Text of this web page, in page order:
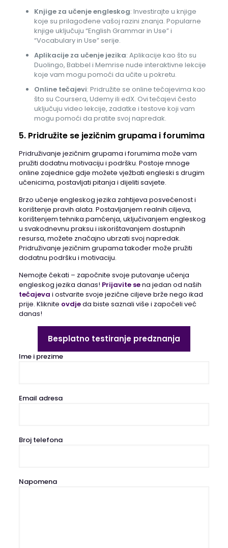
Knjige za učenje engleskog: Investirajte u knjige
koje su prilagođene vašoj razini znanja. Popularne
knjige uključuju “English Grammar in Use” i
“Vocabulary in Use” serije.
Aplikacije za učenje jezika: Aplikacije kao što su
Duolingo, Babbel i Memrise nude interaktivne lekcije
koje vam mogu pomoći da učite u pokretu.
Online tečajevi: Pridružite se online tečajevima kao
što su Coursera, Udemy ili edX. Ovi tečajevi često
uključuju video lekcije, zadatke i testove koji vam
mogu pomoći da pratite svoj napredak.
5. Pridružite se jezičnim grupama i forumima
Pridruživanje jezičnim grupama i forumima može vam
pružiti dodatnu motivaciju i podršku. Postoje mnoge
online zajednice gdje možete vježbati engleski s drugim
učenicima, postavljati pitanja i dijeliti savjete.
Brzo učenje engleskog jezika zahtijeva posvećenost i
korištenje pravih alata. Postavljanjem realnih ciljeva,
korištenjem tehnika pamćenja, uključivanjem engleskog
u svakodnevnu praksu i iskorištavanjem dostupnih
resursa, možete značajno ubrzati svoj napredak.
Pridruživanje jezičnim grupama također može pružiti
dodatnu podršku i motivaciju.
Nemojte čekati – započnite svoje putovanje učenja
engleskog jezika danas! Prijavite sena jedan od naših
tečajeva i ostvarite svoje jezične ciljeve brže nego ikad
prije. Kliknite ovdjeda biste saznali više i započeli već
danas!
Besplatno testiranje predznanja
Ime i prezime
Email adresa
Broj telefona
Napomena